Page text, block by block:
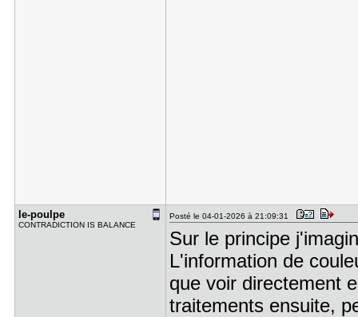
le-poulpe
CONTRADICTION IS BALANCE
Posté le 04-01-2026 à 21:09:31
Sur le principe
L'information de
que voir directement
traitements ensuite,